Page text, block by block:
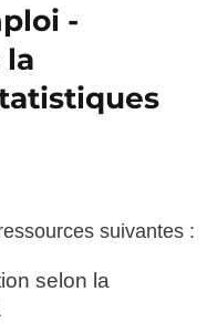
-
la
suivantes :
selon la